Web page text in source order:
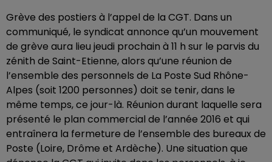
Grève des postiers à l’appel de la CGT. Dans un
communiqué, le syndicat annonce qu’un mouvement
de grève aura lieu jeudi prochain à 11 h sur le parvis du
zénith de Saint-Etienne, alors qu’une réunion de
l’ensemble des personnels de La Poste Sud Rhône-
Alpes (soit 1200 personnes) doit se tenir, dans le
même temps, ce jour-là. Réunion durant laquelle sera
présenté le plan commercial de l’année 2016 et qui
entraînera la fermeture de l’ensemble des bureaux de
Poste (Loire, Drôme et Ardèche). Une situation que